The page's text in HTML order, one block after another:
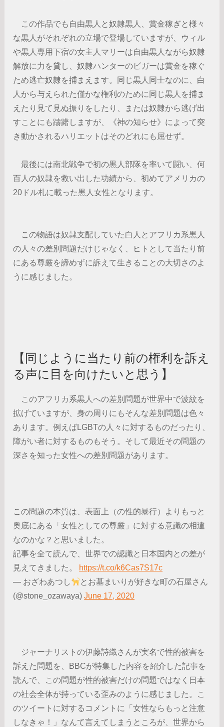
この作品でも自由黒人と奴隷黒人、賞金稼ぎと様々
な黒人がそれぞれの立場で登場していますが、ウィル
や黒人専用下宿の女主人マリーは自由黒人ながら奴隷
解放に力を貸し、奴隷ハンターのビガーは賞金を稼ぐ
ため逃亡奴隷を捕まえます。同じ黒人同士なのに、白
人から与えられた僅かな権利のために同じ黒人を捕ま
えたり見て見ぬ振りをしたり、または奴隷から逃げ出
すことにも躊躇しますが、《神の知らせ》によって突
き動かされるハリエットはそのどれにも屈せず。
最後には南北戦争で初の黒人部隊を率いて闘い、何
百人の奴隷を救い出した功績から、初めてアメリカの
20ドル札に載った黒人女性となります。
この物語は奴隷支配していた白人とアフリカ系黒人
の人々の差別問題だけじゃなく、ヒトとして当たり前
にある尊厳を諦めずに訴えて生きることの大切さのよ
うに感じました。
【同じように当たり前の権利を訴え
る声に目を向けたいと思う】
このアフリカ系黒人への差別問題が世界中で波紋を
拡げていますが、身の周りにもそんな差別問題は色々
あります。例えばLGBTの人々に対するものだったり、
障がい者に対するものもそう。そして最近その問題の
深さを知った女性への差別問題があります。
この問題の本質は、表面上（の性的暴行）よりもっと
奥底にある「女性としての尊厳」に対する意識の相違
なのかな？と思いました。
記事を全て読んで、世界での認識と日本国内との差が
見えてきました。
https://t.co/k6Cas7S17c
— おざわあつし
とお墓まいりが好きな町の石屋さん
(@stone_ozawaya)June 17, 2020
ジャーナリストの伊藤詩織さんが実名で性的被害を
訴えた問題を、BBCが特集した内容を紹介した記事を
読んで、この問題が性的被害だけの問題ではなく日本
の社会全体が持っている歪みのように感じました。こ
のツイートに対するコメントに「女性ならもっと注意
しなきゃ！」なんて言えてしまうところが、世界から